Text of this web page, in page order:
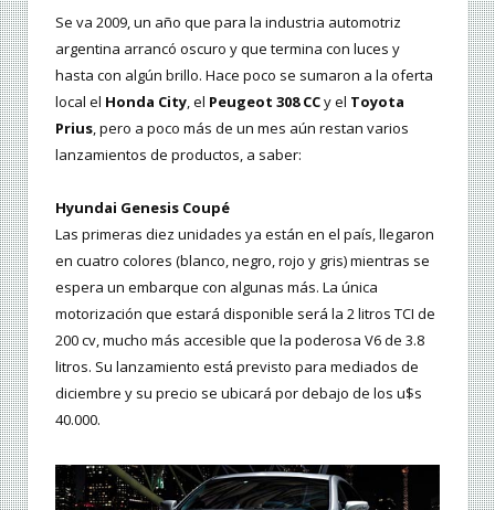
Se va 2009, un año que para la industria automotriz
argentina arrancó oscuro y que termina con luces y
hasta con algún brillo. Hace poco se sumaron a la oferta
local el Honda City, el Peugeot 308 CCy el Toyota
Prius, pero a poco más de un mes aún restan varios
lanzamientos de productos, a saber:
Hyundai Genesis Coupé
Las primeras diez unidades ya están en el país, llegaron
en cuatro colores (blanco, negro, rojo y gris) mientras se
espera un embarque con algunas más. La única
motorización que estará disponible será la 2 litros TCI de
200 cv, mucho más accesible que la poderosa V6 de 3.8
litros. Su lanzamiento está previsto para mediados de
diciembre y su precio se ubicará por debajo de los u$s
40.000.